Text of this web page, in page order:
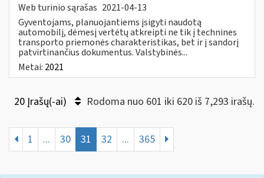
Web turinio sąrašas 2021-04-13
Gyventojams, planuojantiems įsigyti naudotą
automobilį, dėmesį vertėtų atkreipti ne tik į technines
transporto priemonės charakteristikas, bet ir į sandorį
patvirtinančius dokumentus. Valstybinės...
Metai: 2021
20 Įrašų(-ai) Rodoma nuo 601 iki 620 iš 7,293 irašų.
1 ... 30 31 32 ... 365